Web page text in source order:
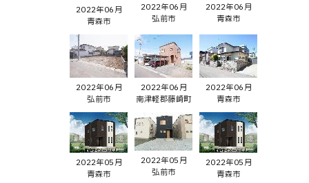
2022年06月
青森市
2022年06月
弘前市
2022年06月
青森市
2022年06月
弘前市
2022年06月
南津軽郡藤崎町
2022年06月
青森市
2022年05月
青森市
2022年05月
弘前市
2022年05月
青森市